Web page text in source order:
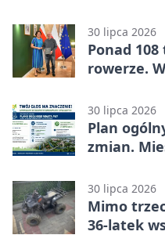
30 lipca 2026
Ponad
rowerze.
30 lipca 2026
Plan
zmian.
30 lipca 2026
Mimo
36-latek